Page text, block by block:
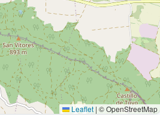
Leaflet | © OpenStreetMap